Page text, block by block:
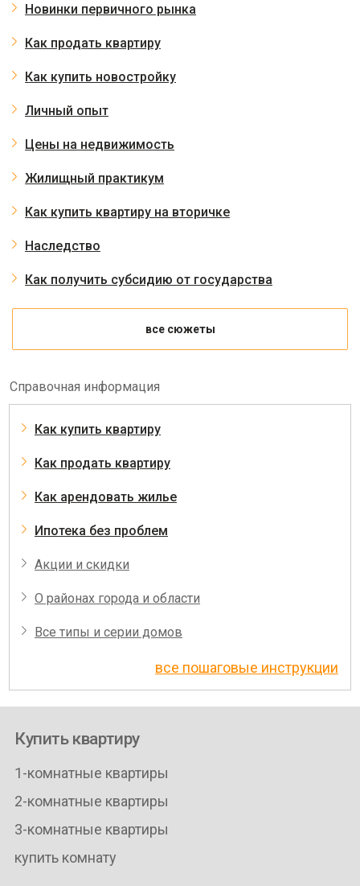
Новинки первичного рынка
Как продать квартиру
Как купить новостройку
Личный опыт
Цены на недвижимость
Жилищный практикум
Как купить квартиру на вторичке
Наследство
Как получить субсидию от государства
все сюжеты
Справочная информация
Как купить квартиру
Как продать квартиру
Как арендовать жилье
Ипотека без проблем
Акции и скидки
О районах города и области
Все типы и серии домов
все пошаговые инструкции
Купить квартиру
1-комнатные квартиры
2-комнатные квартиры
3-комнатные квартиры
купить комнату